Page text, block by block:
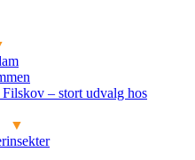
– stort udvalg hos